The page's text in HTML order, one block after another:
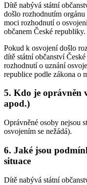
Dítě nabývá státní
došlo rozhodnutím
moci rozhodnutí o
občanem České republiky.
Pokud k osvojení došlo
dítě státní občanství
rozhodnutí o uznání
republice podle zákona o
5. Kdo je oprávněn
apod.)
Oprávněné osoby nejsou
osvojením se nežádá).
6. Jaké jsou
situace
Dítě nabývá státní